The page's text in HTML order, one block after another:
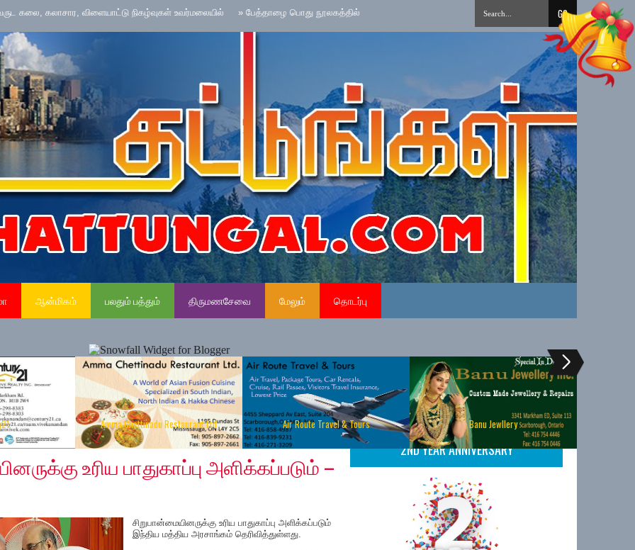
விளையாட்டு நிகழ்வுகள் உவர்மலையில் »பேத்தாழை பொது நூலகத்தில் உலக புத்தக தினக் கொண்டாட்டம்: எஸ்.ஏ.ஸ்ரீதரின் ‘மௌனப்புரட்சி’ நூல் வெளியீடு!
ஆன்மிகம் பலதும் பத்தும் திருமணசேவை மேலும் தொடர்பு
Amma Chettinadu Restaurant Ltd Air Route Travel & Tours Banu Jewllery
2019
உரிய பாதுகாப்பு அளிக்கப்படும் –
சிறுபான்மையினருக்கு உரிய பாதுகாப்பு அளிக்கப்படும்
இந்திய மத்திய அரசாங்கம் தெரிவித்துள்ளது.
2ND YEAR ANNIVERSARY